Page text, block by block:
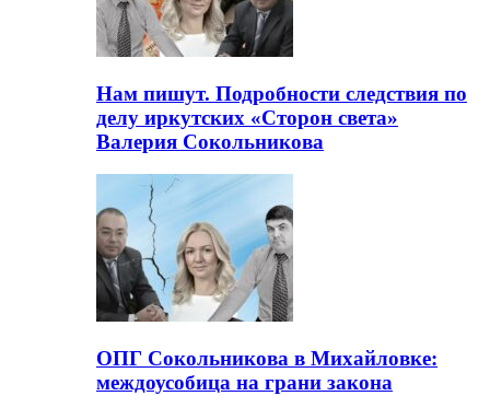
Нам пишут. Подробности следствия по
делу иркутских «Сторон света»
Валерия Сокольникова
ОПГ Сокольникова в Михайловке:
междоусобица на грани закона